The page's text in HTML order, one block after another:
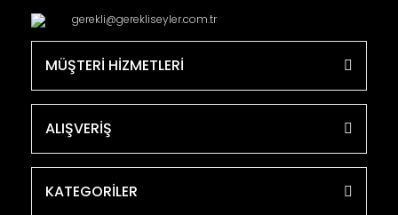
gerekli@gerekliseyler.com.tr
MÜŞTERİ HİZMETLERİ
ALIŞVERİŞ
KATEGORİLER